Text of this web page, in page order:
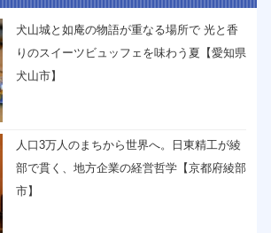
犬山城と如庵の物語が重なる場所で 光と香
りのスイーツビュッフェを味わう夏【愛知県
犬山市】
人口3万人のまちから世界へ。日東精工が綾
部で貫く、地方企業の経営哲学【京都府綾部
市】